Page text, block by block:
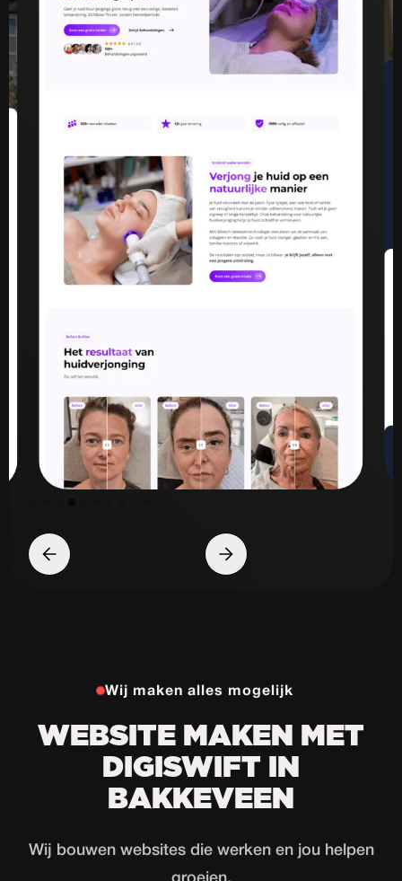
Wij maken alles mogelijk
WEBSITE MAKEN MET
DIGISWIFT IN
BAKKEVEEN
Wij bouwen websites die werken en jou helpen